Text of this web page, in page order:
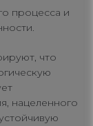
процесса и
что
нацеленного